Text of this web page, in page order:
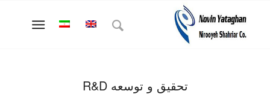
تحقیق و توسعه R&D